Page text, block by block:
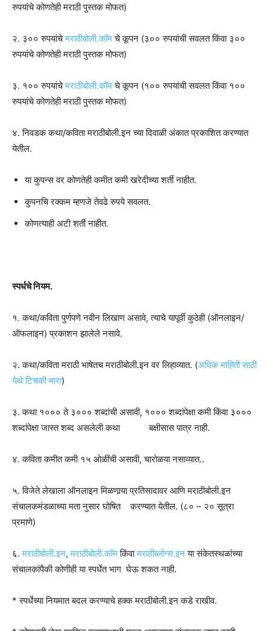
रुपयांचे कोणतेही मराठी पुस्तक मोफत)
२. ३०० रुपयांचेमराठीबोली.कॉमचे कूपन (३०० रुपयांची सवलत किंवा ३००
रुपयांचे कोणतेही मराठी पुस्तक मोफत)
३. १०० रुपयांचेमराठीबोली.कॉमचे कूपन (१०० रुपयांची सवलत किंवा १००
रुपयांचे कोणतेही मराठी पुस्तक मोफत)
४. निवडक कथा/कविता मराठीबोली.इन च्या दिवाळी अंकात प्रकाशित करण्यात
येतील.
या कुपन्स वर कोणतेही कमीत कमी खरेदीच्या शर्ती नाहीत.
कुपनचि रक्कम म्हणजे तेवढे रुपये सवलत.
कोणत्याही अटी शर्ती नाहीत.
स्पर्धचे नियम.
१. कथा/कविता पुर्णपणे नवीन लिखाण असावे, त्याचे यापूर्वी कुठेही (ऑनलाइन/
ऑफलाइन) प्रकाशन झालेले नसावे.
२. कथा/कविता मराठी भाषेतच मराठीबोली.इन वर लिहाव्यात. (अधिक माहिती साठी
येथे टिचकी मारा)
३. कथा १००० ते ३००० शब्दांची असावी, १००० शब्दांपेक्षा कमी किंवा ३०००
शब्दांपेक्षा जास्त शब्द असलेली कथा बक्षीसास पात्र नाही.
४. कविता कमीत कमी १५ ओळींची असावी, चारोळया नसाव्यात..
५. विजेते लेखाला ऑनलाइन मिळणार्‍या प्रतिसादावर आणि मराठीबोली.इन
संचालकमंडळाच्या मता नुसार घोषित करण्यात येतील. (८० – २० सूत्रा
प्रमाणे)
६.मराठीबोली.इन,मराठीबोली.कॉमकिंवामराठीब्लोग्स.इनया संकेतस्थळांच्या
संचालकांपैकी कोणीही या स्पर्धेत भाग घेऊ शकत नाही.
* स्पर्धेच्या नियमात बदल करण्याचे हक्क मराठीबोली.इन कडे राखीव.